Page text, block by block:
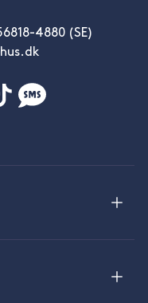
4880 (SE)